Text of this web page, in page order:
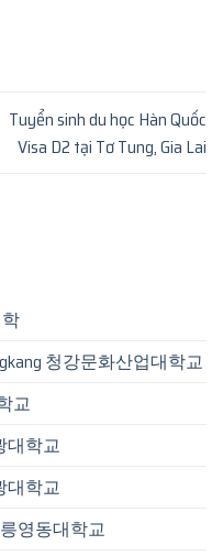
Tuyển sinh du học Hàn Quốc
Visa D2 tại Tơ Tung, Gia Lai
청강문화산업대학교
교
대학교
대학교
릉영동대학교